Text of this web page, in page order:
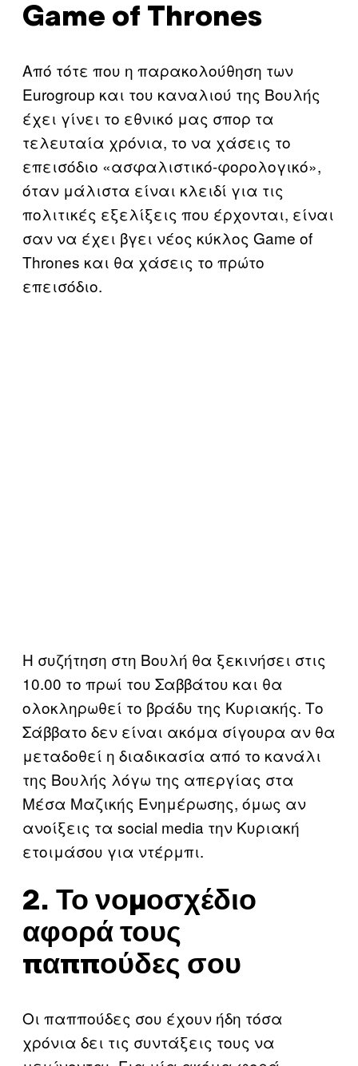
Game of Thrones
Από τότε που η παρακολούθηση των
Eurogroup και του καναλιού της Βουλής
έχει γίνει το εθνικό μας σπορ τα
τελευταία χρόνια, το να χάσεις το
επεισόδιο «ασφαλιστικό-φορολογικό»,
όταν μάλιστα είναι κλειδί για τις
πολιτικές εξελίξεις που έρχονται, είναι
σαν να έχει βγει νέος κύκλος Game of
Thrones και θα χάσεις το πρώτο
επεισόδιο.
Η συζήτηση στη Βουλή θα ξεκινήσει στις
10.00 το πρωί του Σαββάτου και θα
ολοκληρωθεί το βράδυ της Κυριακής. Το
Σάββατο δεν είναι ακόμα σίγουρα αν θα
μεταδοθεί η διαδικασία από το κανάλι
της Βουλής λόγω της απεργίας στα
Μέσα Μαζικής Ενημέρωσης, όμως αν
ανοίξεις τα social media την Κυριακή
ετοιμάσου για ντέρμπι.
2. Το νομοσχέδιο
αφορά τους
παππούδες σου
Οι παππούδες σου έχουν ήδη τόσα
χρόνια δει τις συντάξεις τους να